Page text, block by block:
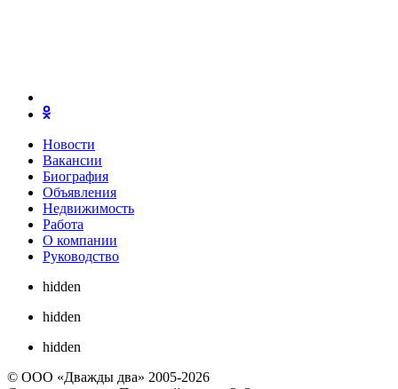
Новости
Вакансии
Биография
Объявления
Недвижимость
Работа
О компании
Руководство
hidden
hidden
hidden
© ООО «Дважды два» 2005-2026